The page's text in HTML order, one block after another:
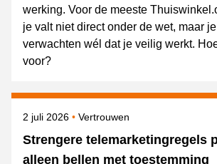
werking. Voor de meeste
je valt niet direct onder de wet, maar
verwachten wél dat je veilig werkt.
voor?
Strengere telemarketingregels
alleen bellen met toestemming
Gepubliceerd op
2 juli 2026 Onderwerpen
Vertrouwen